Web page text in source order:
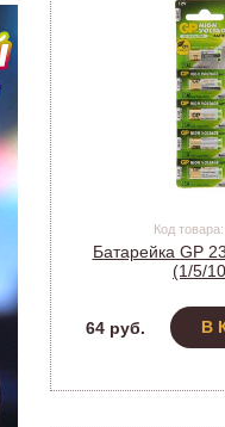
Код
Батарейка GP
(1/5/
64 руб. В